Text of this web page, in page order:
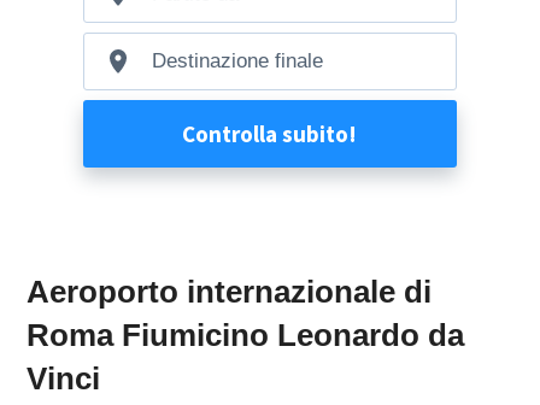
Aeroporto internazionale di
Roma Fiumicino Leonardo da
Vinci